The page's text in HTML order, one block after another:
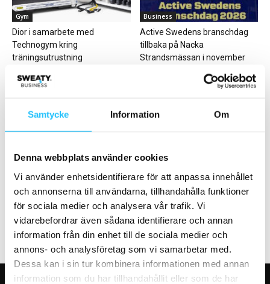
Samtycke Information Om
Denna webbplats använder cookies
Vi använder enhetsidentifierare för att anpassa innehållet
och annonserna till användarna, tillhandahålla funktioner
för sociala medier och analysera vår trafik. Vi
vidarebefordrar även sådana identifierare och annan
information från din enhet till de sociala medier och
annons- och analysföretag som vi samarbetar med.
Dessa kan i sin tur kombinera informationen med annan
information som du har tillhandahållit eller som de har
Gym
Dior i samarbete med
Technogym kring
träningsutrustning
Business
Active Swedens branschdag
tillbaka på Nacka
Strandsmässan i november
Business
inleder samarbete
Gym
premiumkoncept i
Örnsköldsvik